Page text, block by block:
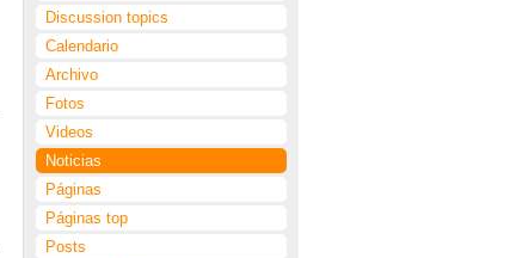
Discussion topics
Calendario
Archivo
Fotos
Videos
Noticias
Páginas
Páginas top
Posts